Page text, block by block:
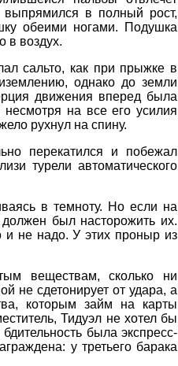
выпрямился в полный рост,
обеими ногами. Подушка
в воздух.
сальто, как при прыжке в
однако до земли
движения вперед была
на все его усилия
рухнул на спину.
перекатился и побежал
турели автоматического
в темноту. Но если на
был насторожить их.
не надо. У этих проныр из
веществам, сколько ни
не сдетонирует от удара, а
которым займ на карты
Тидуэл не хотел бы
была экспресс-
у третьего барака